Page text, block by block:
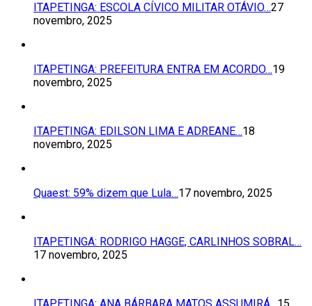
ITAPETINGA: ESCOLA CÍVICO MILITAR OTÁVIO…27
novembro, 2025
ITAPETINGA: PREFEITURA ENTRA EM ACORDO…19
novembro, 2025
ITAPETINGA: EDILSON LIMA E ADREANE…18
novembro, 2025
Quaest: 59% dizem que Lula…17 novembro, 2025
ITAPETINGA: RODRIGO HAGGE, CARLINHOS SOBRAL…
17 novembro, 2025